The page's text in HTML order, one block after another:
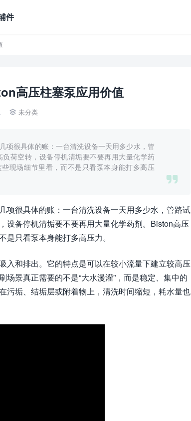
件
高压柱塞泵应用价值
未分类
项很具体的账：一台清洗设备一天用多少水，管
荷空转，设备停机清垢要不要再用大量化学药
现场细节里看，而不是只看泵本身能打多高压
项很具体的账：一台清洗设备一天用多少水，管路试
设备停机清垢要不要再用大量化学药剂。Biston高压
只看泵本身能打多高压力。
入和排出。它的特点是可以在较小流量下建立较高压
景真正需要的不是“大水漫灌”，而是稳定、集中的
污垢、结垢层或附着物上，清洗时间缩短，耗水量也